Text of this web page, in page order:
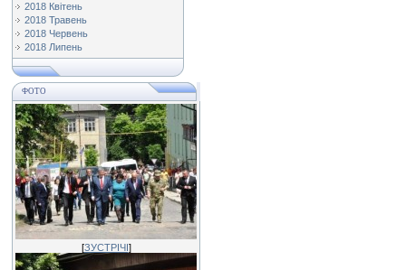
2018 Квітень
2018 Травень
2018 Червень
2018 Липень
ФОТО
[ЗУСТРІЧІ]